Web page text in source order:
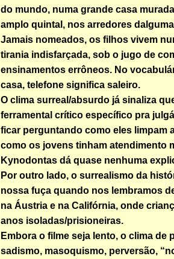
do mundo, numa grande casa
amplo quintal, nos arredores
Jamais nomeados, os filhos vivem
tirania indisfarçada, sob o jugo de
ensinamentos errôneos. No
casa, telefone significa saleiro.
O clima surreal/absurdo já sinaliza
ferramental crítico específico pra
ficar perguntando como eles limpam
como os jovens tinham atendimento
Kynodontas dá quase nenhuma
Por outro lado, o surrealismo da
nossa fuça quando nos lembramos
na Áustria e na Califórnia, onde
anos isoladas/prisioneiras.
Embora o filme seja lento, o clima de
sadismo, masoquismo, perversão,